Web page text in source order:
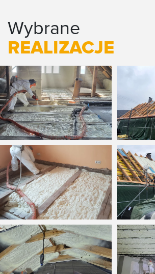
Wybrane
REALIZACJE